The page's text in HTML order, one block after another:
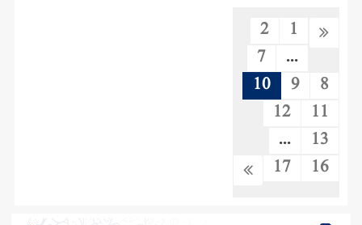
1
2
...
7
8
9
10
11
12
13
...
16
17